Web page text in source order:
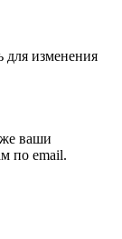
изменения
ваши
по email.